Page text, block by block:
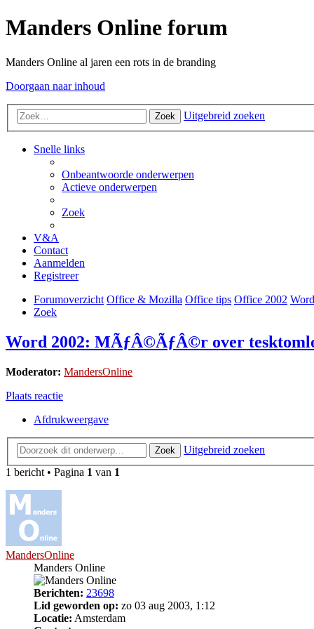
Manders Online forum
Manders Online al jaren een rots in de branding
Doorgaan naar inhoud
Zoek Uitgebreid zoeken
Snelle links
Onbeantwoorde onderwerpen
Actieve onderwerpen
Zoek
V&A
Contact
Aanmelden
Registreer
Forumoverzicht Office & Mozilla Office tips Office 2002
Zoek
Word 2002: MÃƒÂ©ÃƒÂ©r over
Moderator: MandersOnline
Plaats reactie
Afdrukweergave
Zoek
Uitgebreid zoeken
1 bericht • Pagina 1 van 1
MandersOnline
Manders Online
Berichten: 23698
Lid geworden op: zo 03 aug 2003, 1:12
Locatie: Amsterdam